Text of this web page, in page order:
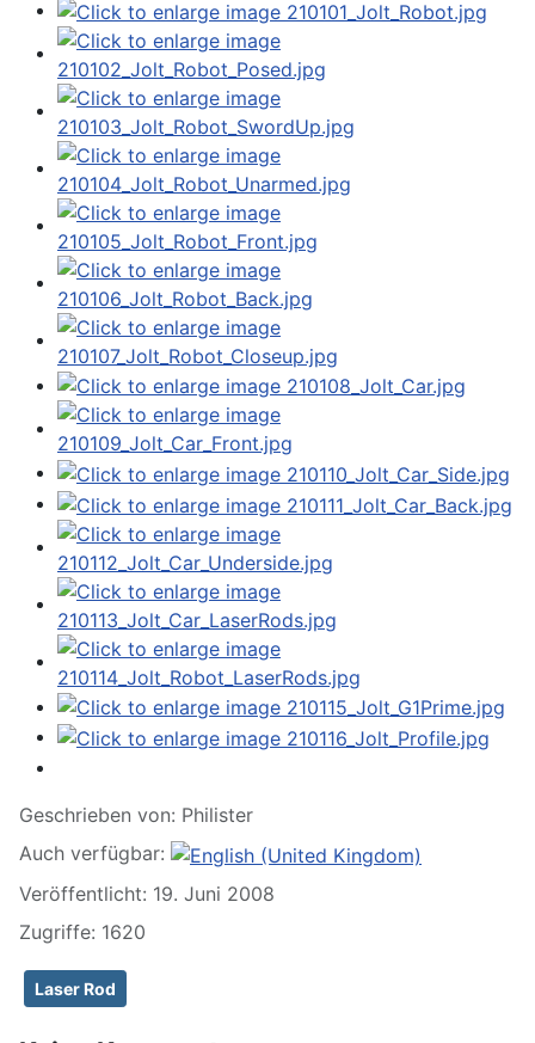
Geschrieben von: Philister
Auch verfügbar:
Veröffentlicht: 19. Juni 2008
Zugriffe: 1620
Laser Rod